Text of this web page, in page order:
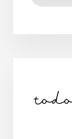
lateral